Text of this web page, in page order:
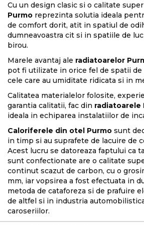
Cu un design clasic si o calitate
Purmo reprezinta solutia ideala
de comfort dorit, atit in spatiul de
dumneavoastra cit si in spatiile de
birou.
Marele avantaj ale radiatoarelor
pot fi utilizate in orice fel de spatii
cele care au umiditate ridicata si in
Calitatea materialelor folosite,
garantia calitatii, fac din radiatoarele
ideala in echiparea instalatiilor de
Caloriferele din otel Purmo sunt
in timp si au suprafete de lacuire de
Acest lucru se datoreaza faptului ca
sunt confectionate are o calitate
continut scazut de carbon, cu o
mm, iar vopsirea a fost efectuata in
metoda de cataforeza si de prafuire
de altfel si in industria
caroseriilor.